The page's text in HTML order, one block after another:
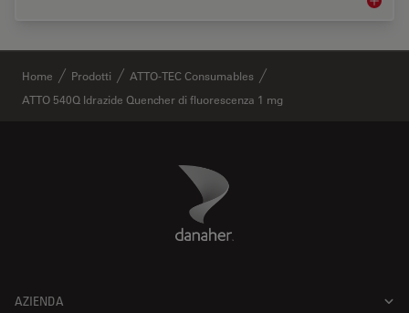
Home Prodotti
ATTO-TEC Consumables
ATTO 540Q Idrazide Quencher di fluorescenza 1 mg
Danaher Logo
AZIENDA